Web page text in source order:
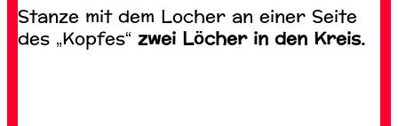
Stanze mit dem Locher an einer Seite
des „Kopfes“ zwei Löcher in den Kreis.